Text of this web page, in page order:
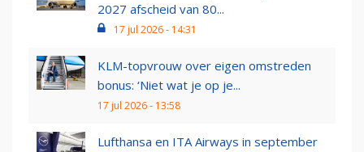
2027 afscheid van 80...
17 jul 2026 - 14:31
KLM-topvrouw over eigen omstreden
bonus: ‘Niet wat je op je...
17 jul 2026 - 13:58
Lufthansa en ITA Airways in september